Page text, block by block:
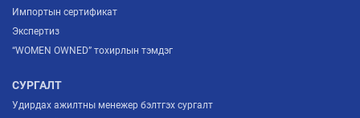
Импортын сертификат
Экспертиз
“WOMEN OWNED” тохирлын тэмдэг
СУРГАЛТ
Удирдах ажилтны менежер бэлтгэх сургалт